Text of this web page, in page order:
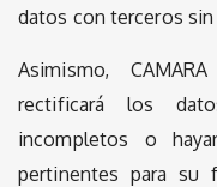
datos con terceros
Asimismo,
rectificará los
incompletos o
pertinentes para su